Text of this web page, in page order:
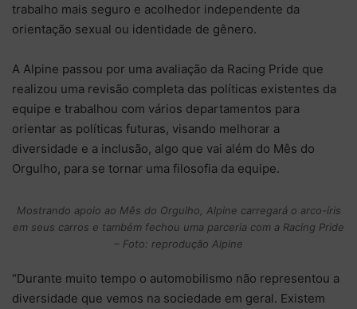
trabalho mais seguro e acolhedor independente da
orientação sexual ou identidade de gênero.
A Alpine passou por uma avaliação da Racing Pride que
realizou uma revisão completa das políticas existentes da
equipe e trabalhou com vários departamentos para
orientar as políticas futuras, visando melhorar a
diversidade e a inclusão, algo que vai além do Mês do
Orgulho, para se tornar uma filosofia da equipe.
Mostrando apoio ao Mês do Orgulho, Alpine carregará o arco-íris
em seus carros e também fechou uma parceria com a Racing Pride
– Foto: reprodução Alpine
“Durante muito tempo o automobilismo não representou a
diversidade que vemos na sociedade em geral. Existem